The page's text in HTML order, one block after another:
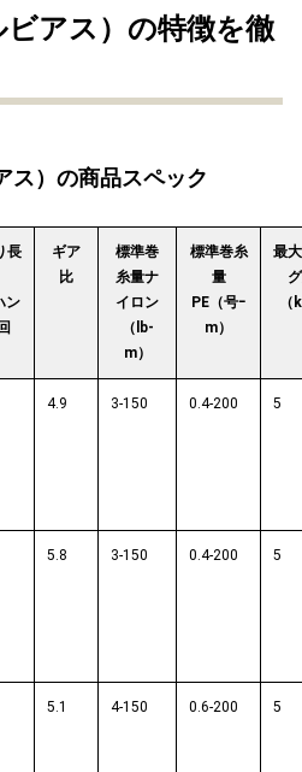
アス）の特徴を徹
ス）の商品スペック
長
ン
ギア
比
標準巻
糸量ナ
イロン
（lb-
m）
標準巻糸
量
PE（号ｰ
m）
最
4.9 3-150 0.4-200 5
5.8 3-150 0.4-200 5
5.1 4-150 0.6-200 5